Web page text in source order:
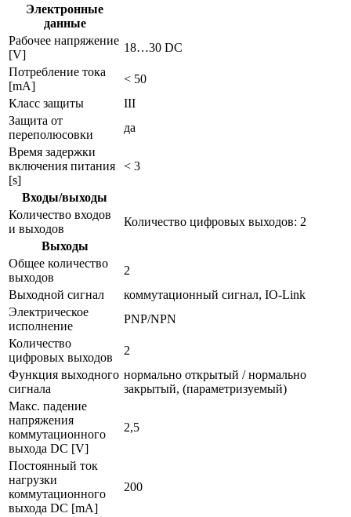
Электронные
данные
Рабочее напряжение
[V]
18…30 DC
Потребление тока
[mA]
< 50
Класс защиты
III
Защита от
переполюсовки
да
Время задержки
включения питания
[s]
< 3
Входы/выходы
Количество входов
и выходов
Количество цифровых выходов: 2
Выходы
Общее количество
выходов
2
Выходной сигнал
коммутационный сигнал, IO-Link
Электрическое
исполнение
PNP/NPN
Количество
цифровых выходов
2
Функция выходного
сигнала
нормально открытый / нормально
закрытый, (параметризуемый)
Макс. падение
напряжения
коммутационного
выхода DC [V]
2,5
Постоянный ток
нагрузки
коммутационного
выхода DC [mA]
200